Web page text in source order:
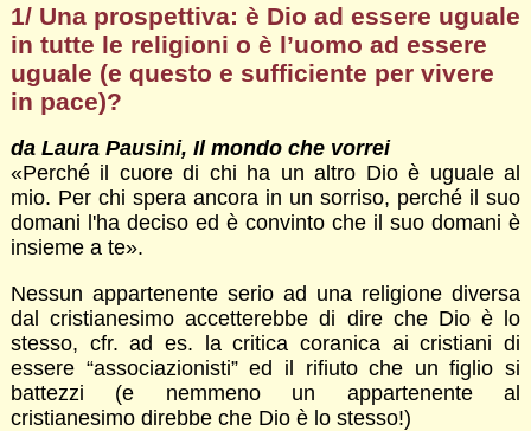
1/ Una prospettiva: è Dio ad essere uguale
in tutte le religioni o è l’uomo ad essere
uguale (e questo e sufficiente per vivere
in pace)?
da Laura Pausini, Il mondo che vorrei
«Perché il cuore di chi ha un altro Dio è uguale al
mio. Per chi spera ancora in un sorriso, perché il suo
domani l'ha deciso ed è convinto che il suo domani è
insieme a te».
Nessun appartenente serio ad una religione diversa
dal cristianesimo accetterebbe di dire che Dio è lo
stesso, cfr. ad es. la critica coranica ai cristiani di
essere “associazionisti” ed il rifiuto che un figlio si
battezzi (e nemmeno un appartenente al
cristianesimo direbbe che Dio è lo stesso!)